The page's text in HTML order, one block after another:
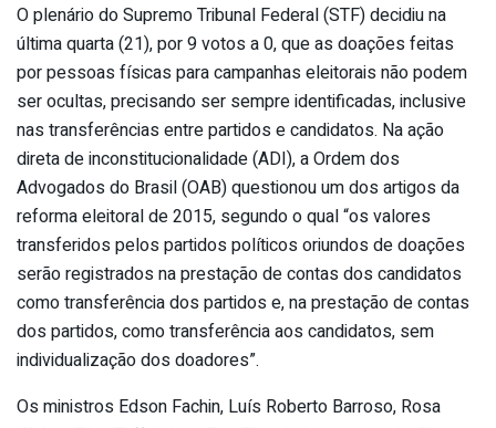
O plenário do Supremo Tribunal Federal (STF) decidiu na
última quarta (21), por 9 votos a 0, que as doações feitas
por pessoas físicas para campanhas eleitorais não podem
ser ocultas, precisando ser sempre identificadas, inclusive
nas transferências entre partidos e candidatos. Na ação
direta de inconstitucionalidade (ADI), a Ordem dos
Advogados do Brasil (OAB) questionou um dos artigos da
reforma eleitoral de 2015, segundo o qual “os valores
transferidos pelos partidos políticos oriundos de doações
serão registrados na prestação de contas dos candidatos
como transferência dos partidos e, na prestação de contas
dos partidos, como transferência aos candidatos, sem
individualização dos doadores”.
Os ministros Edson Fachin, Luís Roberto Barroso, Rosa